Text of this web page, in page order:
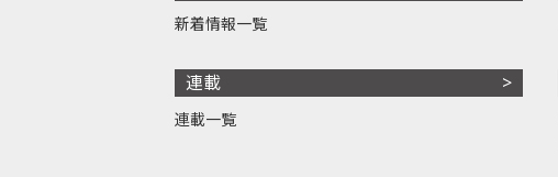
新着情報一覧
連載
連載一覧